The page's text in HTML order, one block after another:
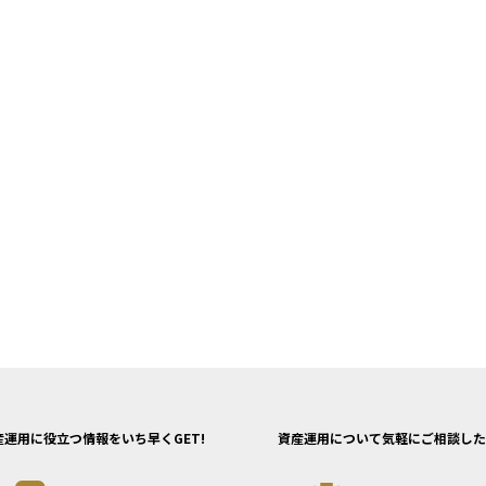
運用に役立つ情報をいち早くGET! 資産運用について気軽にご相談し